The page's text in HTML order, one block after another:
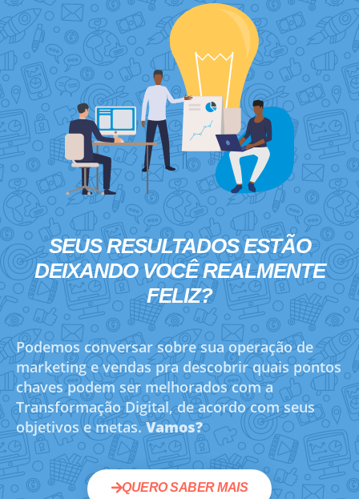
SEUS RESULTADOS ESTÃO
DEIXANDO VOCÊ REALMENTE
FELIZ?
Podemos conversar sobre sua operação de
marketing e vendas pra descobrir quais pontos
chaves podem ser melhorados com a
Transformação Digital, de acordo com seus
objetivos e metas.Vamos?
QUERO SABER MAIS